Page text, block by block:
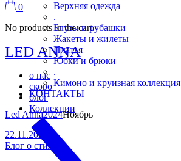
0
No products in the cart.
LED ANNA
о нас
скоро
блог
Коллекции
Верхняя одежда
.
Блузы и рубашки
Жакеты и жилеты
Платья
Юбки и брюки
.
Кимоно и круизная коллекция
КОНТАКТЫ
Led Anna2024Ноябрь
22.11.2024
Блог о стиле